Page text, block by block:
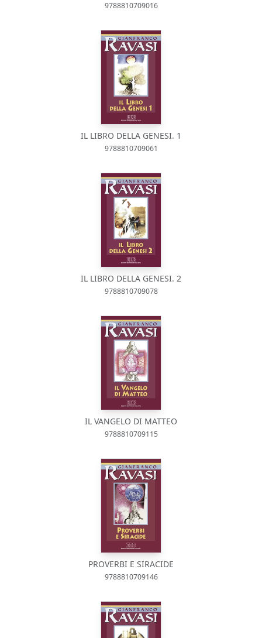
9788810709016
IL LIBRO DELLA GENESI. 1
9788810709061
IL LIBRO DELLA GENESI. 2
9788810709078
IL VANGELO DI MATTEO
9788810709115
PROVERBI E SIRACIDE
9788810709146